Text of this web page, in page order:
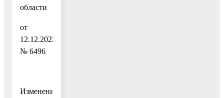
области
от
12.12.2022
№ 6496
Изменения